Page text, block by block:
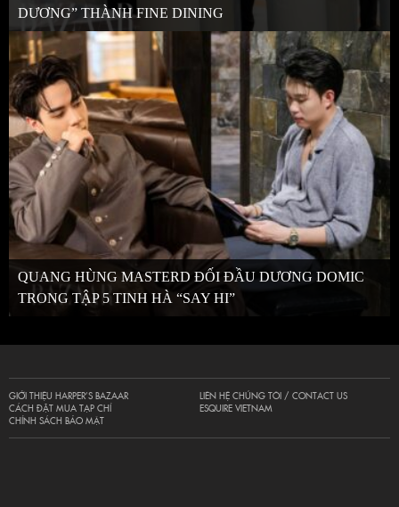
DƯƠNG” THÀNH FINE DINING
QUANG HÙNG MASTERD ĐỐI ĐẦU DƯƠNG DOMIC
TRONG TẬP 5 TINH HÀ “SAY HI”
GIỚI THIỆU HARPER’S BAZAAR
CÁCH ĐẶT MUA TẠP CHÍ
CHÍNH SÁCH BẢO MẬT
LIÊN HỆ CHÚNG TÔI / CONTACT US
ESQUIRE VIETNAM